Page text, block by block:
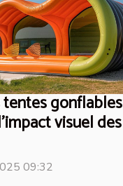
gonflables
visuel des
09:32